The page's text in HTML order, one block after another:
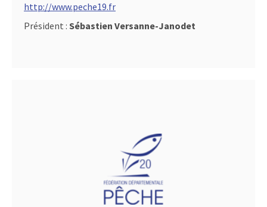
http://www.peche19.fr
Président : Sébastien Versanne-Janodet